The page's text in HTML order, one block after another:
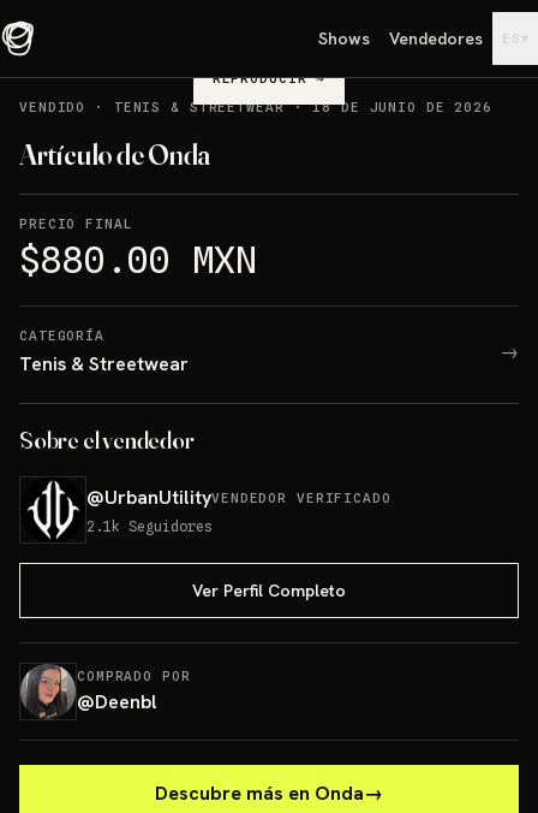
Shows Vendedores ES ▾
REPRODUCIR→
VENDIDO
· TENIS & STREETWEAR·18 DE JUNIO DE 2026
Artículo de Onda
PRECIO FINAL
$880.00 MXN
CATEGORÍA
Tenis & Streetwear →
Sobre el vendedor
@UrbanUtilityVENDEDOR VERIFICADO
2.1k Seguidores
Ver Perfil Completo
COMPRADO POR
@Deenbl
Descubre más en Onda→